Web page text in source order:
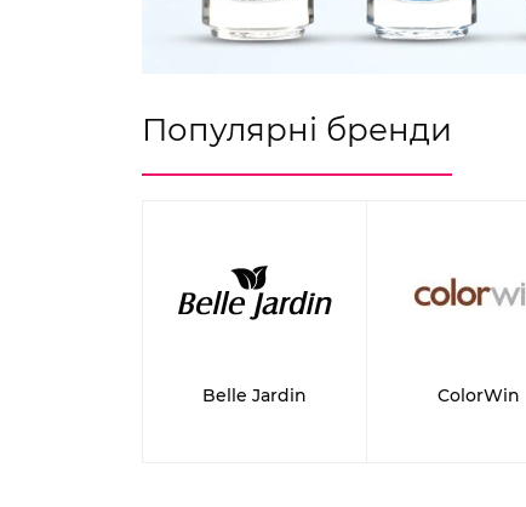
Популярні бренди
Belle Jardin ColorWin